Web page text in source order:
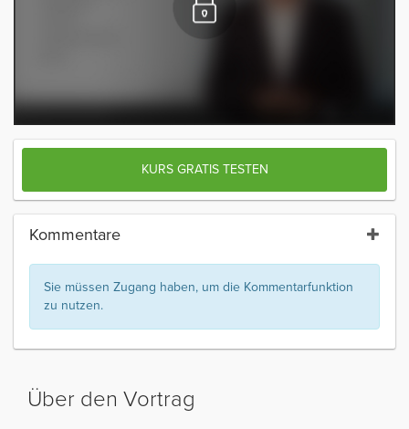
KURS GRATIS TESTEN
Kommentare
Sie müssen Zugang haben, um die Kommentarfunktion
zu nutzen.
Über den Vortrag